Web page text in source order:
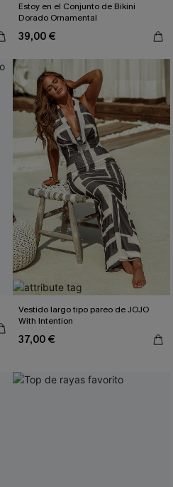
Estoy en el Conjunto de Bikini
Dorado Ornamental
39,00 €
Vestido largo tipo pareo de JOJO
With Intention
37,00 €